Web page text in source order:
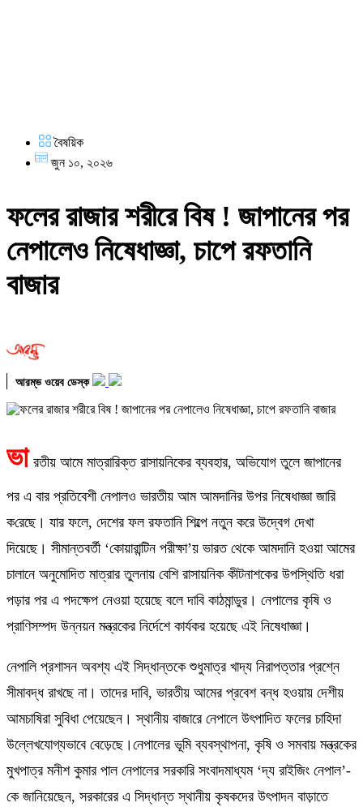
বৈষয়িক
জুন ১০, ২০২৬
ফলের রাজার শরীরে বিষ ! জাপানের পর
নেপালেও নিষেধাজ্ঞা, চাপে রফতানি
বাজার
আরম্ভ ওয়েব ডেস্ক
ভা রতীয় আমে মাত্রারিক্ত রাসায়নিকের ব্যবহার, অভিযোগ তুলে জাপানের
পর এ বার প্রতিবেশী নেপালও ভারতীয় আম আমদানির উপর নিষেধাজ্ঞা জারি
করেছে। যার ফলে, দেশের ফল রফতানি শিল্পে নতুন করে উদ্বেগ দেখা
দিয়েছে। সীমান্তবর্তী ‘কোয়ারান্টিন পরীক্ষা’য় ভারত থেকে আমদানি হওয়া আমের
চালানে অনুমোদিত মাত্রার তুলনায় বেশি রাসায়নিক কীটনাশকের উপস্থিতি ধরা
পড়ার পর এ পদক্ষেপ নেওয়া হয়েছে বলে দাবিকাঠমান্ডুর। নেপালের কৃষি ও
প্রাণিসম্পদ উন্নয়ন মন্ত্রকের নির্দেশে কার্যকর হয়েছে এই নিষেধাজ্ঞা।
নেপালি প্রশাসন অবশ্য এই সিদ্ধান্তকে শুধুমাত্র খাদ্য নিরাপত্তার প্রশ্নে
সীমাবদ্ধ রাখছে না। তাদের দাবি, ভারতীয় আমের প্রবেশ বন্ধ হওয়ায় দেশীয়
আমচাষিরা সুবিধা পেয়েছেন । স্থানীয় বাজারে নেপালে উৎপাদিত ফলের চাহিদা
উল্লেখযোগ্যভাবে বেড়েছে। নেপালের ভূমি ব্যবস্থাপনা, কৃষি ও সমবায় মন্ত্রকের
মুখপাত্র মনীশ কুমার পাল নেপালের সরকারি সংবাদমাধ্যম ‘দ্য রাইজিং নেপাল’-
কে জানিয়েছেন, সরকারের এ সিদ্ধান্ত স্থানীয় কৃষকদের উৎপাদন বাড়াতে